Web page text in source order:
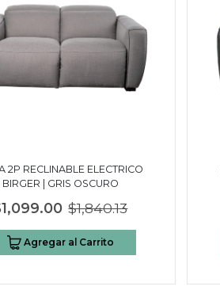
2P RECLINABLE ELECTRICO
BIRGER | GRIS OSCURO
$1,840.13
Agregar al Carrito